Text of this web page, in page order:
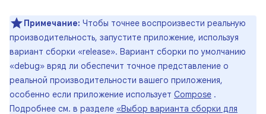
Примечание: Чтобы точнее воспроизвести реальную
производительность, запустите приложение, используя
вариант сборки «release». Вариант сборки по умолчанию
«debug» вряд ли обеспечит точное представление о
реальной производительности вашего приложения,
особенно если приложение использует Compose .
Подробнее см. в разделе «Выбор варианта сборки для